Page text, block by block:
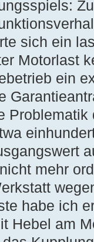
sich ein
Motorlast
ein
mehr
habe ich
Hebel am